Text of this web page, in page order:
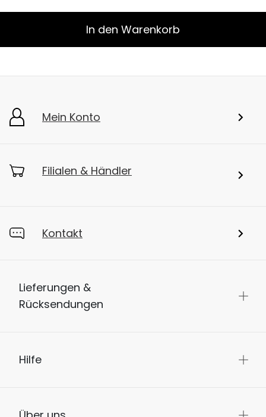
In den Warenkorb
Mein Konto
Filialen & Händler
Kontakt
Lieferungen &
Rücksendungen
Hilfe